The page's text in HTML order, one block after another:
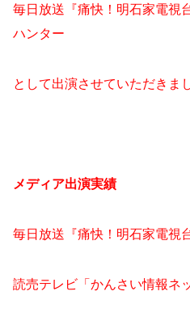
毎日放送『痛快！明石家電視
ハンター
として出演させていただきま
メディア出演実績
毎日放送『痛快！明石家電視台
読売テレビ「かんさい情報ネ